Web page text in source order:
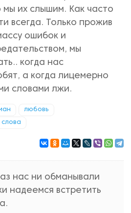
мы их слышим. Как часто
всегда. Только прожив
ошибок и
мы
когда нас
а когда лицемерно
словами лжи.
любовь
слова
нас ни обманывали
надеемся встретить